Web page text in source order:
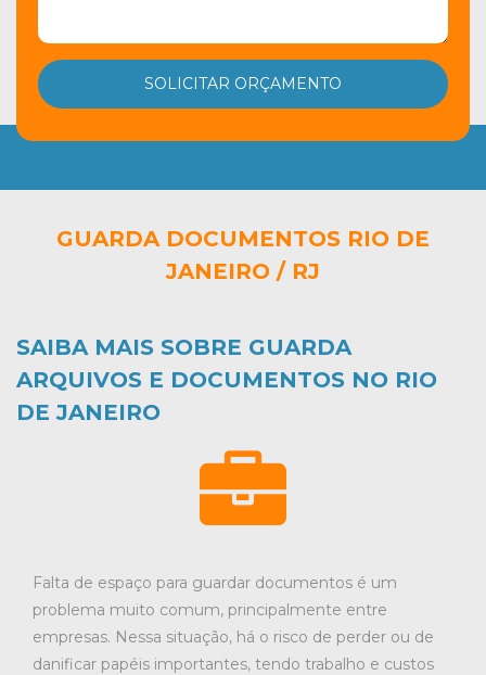
GUARDA DOCUMENTOS RIO DE
JANEIRO / RJ
SAIBA MAIS SOBRE GUARDA
ARQUIVOS E DOCUMENTOS NO RIO
DE JANEIRO
Falta de espaço para guardar documentos é um
problema muito comum, principalmente entre
empresas. Nessa situação, há o risco de perder ou de
danificar papéis importantes, tendo trabalho e custos